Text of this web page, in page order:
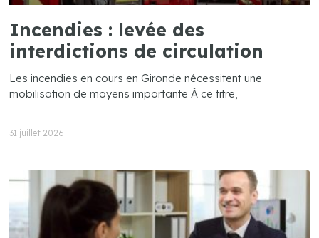
Incendies : levée des
interdictions de circulation
Les incendies en cours en Gironde nécessitent une
mobilisation de moyens importante À ce titre,
31 juillet 2026